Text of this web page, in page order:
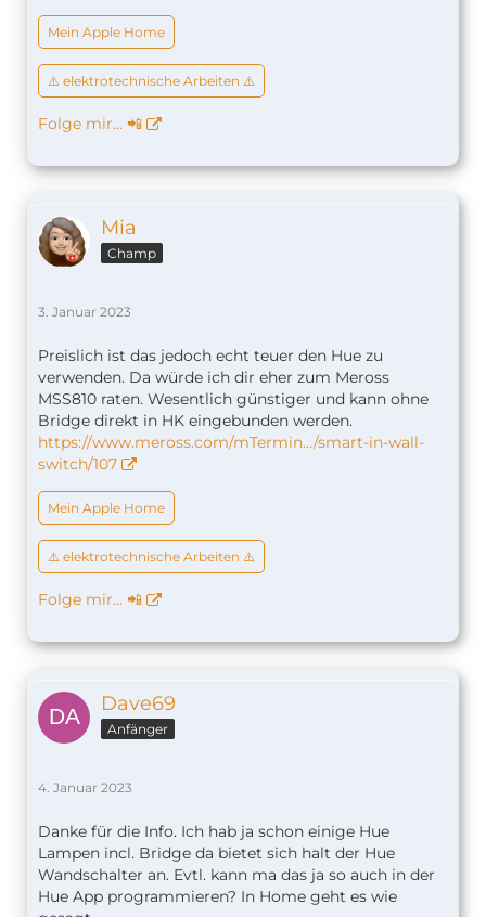
Mein Apple Home
⚠️ elektrotechnische Arbeiten ⚠️
Folge mir… 📲
Mia
Champ
3. Januar 2023
Preislich ist das jedoch echt teuer den Hue zu
verwenden. Da würde ich dir eher zum Meross
MSS810 raten. Wesentlich günstiger und kann ohne
Bridge direkt in HK eingebunden werden.
https://www.meross.com/mTermin…/smart-in-wall-
switch/107
Mein Apple Home
⚠️ elektrotechnische Arbeiten ⚠️
Folge mir… 📲
Dave69
Anfänger
4. Januar 2023
Danke für die Info. Ich hab ja schon einige Hue
Lampen incl. Bridge da bietet sich halt der Hue
Wandschalter an. Evtl. kann ma das ja so auch in der
Hue App programmieren? In Home geht es wie